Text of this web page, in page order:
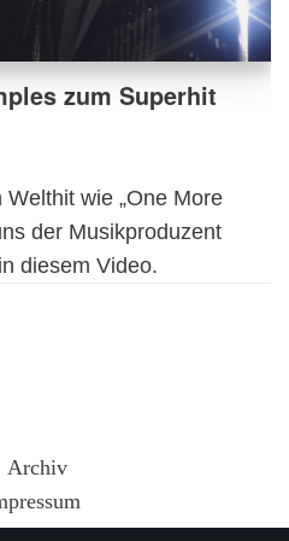
zum Superhit
wie „One More
der Musikproduzent
diesem Video.
Archiv